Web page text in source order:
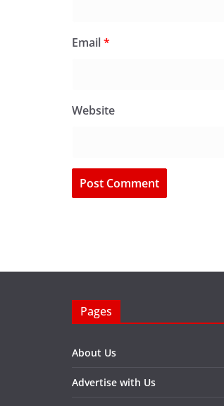
Email*
Website
Pages
About Us
Advertise with Us